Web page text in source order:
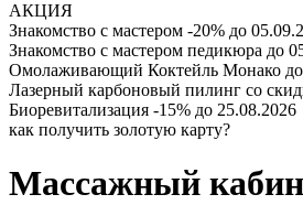
АКЦИЯ
Знакомство с мастером -20% до
Знакомство с мастером педикюра до
Омолаживающий Коктейль Монако
Лазерный карбоновый пилинг со
Биоревитализация -15% до 25.08.2026
как получить золотую карту?
Массажный